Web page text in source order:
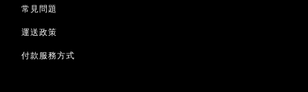
常見問題
運送政策
付款服務方式